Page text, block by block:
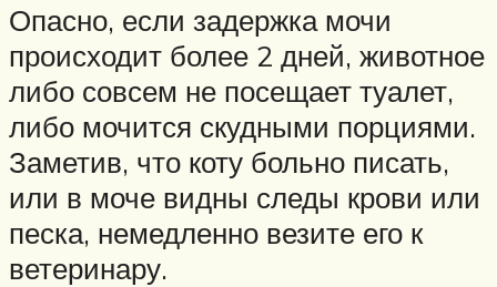
Опасно, если задержка мочи
происходит более 2 дней, животное
либо совсем не посещает туалет,
либо мочится скудными порциями.
Заметив, что коту больно писать,
или в моче видны следы крови или
песка, немедленно везите его к
ветеринару.